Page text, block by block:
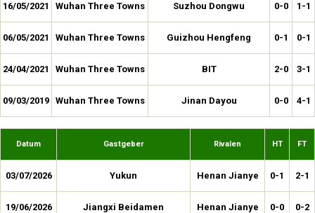
16/05/2021 Wuhan Three Towns Suzhou Dongwu 0-0 1-1
06/05/2021 Wuhan Three Towns Guizhou Hengfeng 0-1 0-1
24/04/2021 Wuhan Three Towns BIT 2-0 3-1
09/03/2019 Wuhan Three Towns Jinan Dayou 0-0 4-1
Datum Gastgeber Rivalen HT FT
03/07/2026 Yukun Henan Jianye 0-1 2-1
19/06/2026 Jiangxi Beidamen Henan Jianye 0-0 0-2